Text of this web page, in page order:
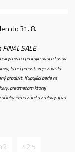
len do 31. 8.
SALE.
pri kúpe dvoch kusov
ktorá predstavuje závislú
produkt. Kupujúci berie na
predmetom ktorej
iného zániku zmluvy aj vo
42.5